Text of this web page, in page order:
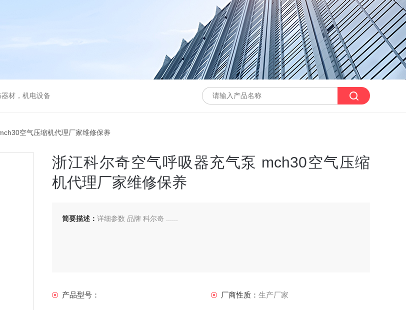
材，机电设备
空气压缩机代理厂家维修保养
浙江科尔奇空气呼吸器充气泵 mch30空气压缩
机代理厂家维修保养
简要描述： 详细参数 品牌 科尔奇 ......
产品型号： 厂商性质： 生产厂家